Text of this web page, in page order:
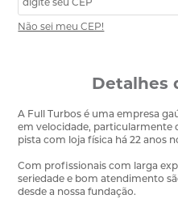
Não sei meu CEP!
Detalhes
A Full Turbos é uma empresa
em velocidade, particularmente
pista com loja física há 22 anos
Com profissionais com larga
seriedade e bom atendimento
desde a nossa fundação.